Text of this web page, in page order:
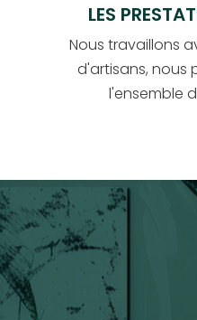
LES
Nous travaillons
d'artisans, nous
l'ensemble